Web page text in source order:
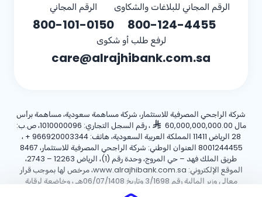
الرقم المجاني للبلاغات والشكاوى
800-124-4455
الرقم المجاني
800-101-0150
لرفع طلب أو شكوى
care@alrajhibank.com.sa
شركة الراجحي المصرفية للاستثمار، شركة مساهمة سعودية، مساهمة برأس
مال 60,000,000,000.00
، رقم السجل التجاري: 1010000096، ص.ب:
28 الرياض 11411 المملكة العربية السعودية، هاتف:
+ 966920003344 ،
8001244455 العنوان الوطني: شركة الراجحي المصرفية للاستثمار، 8467
طريق الملك فهد – حي المروج، وحدة رقم (1)، الرياض 12263 – 2743،
الموقع الإلكتروني: www.alrajhibank.com.sa، مرخص لها بموجب قرار
معالي وزير المالية رقم 3/1698 وتاريخ 06/07/1408هـ ، وخاضعة لرقابة
وإشراف البنك المركزي السعودي.